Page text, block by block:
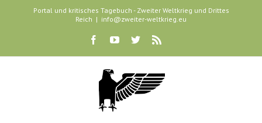
Portal und kritisches Tagebuch - Zweiter Weltkrieg und Drittes
Reich | info@zweiter-weltkrieg.eu